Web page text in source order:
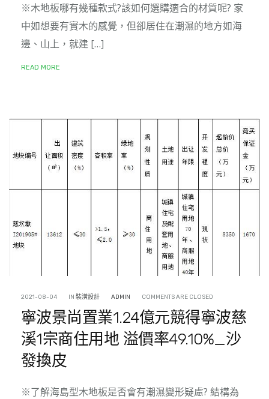
※木地板哪有幾種款式?該如何選購適合的材質呢? 家
中如想要有實木的感覺，但卻居住在潮濕的地方如海
邊、山上，就建 […]
READ MORE
2021-08-04 IN 裝潢設計 ADMIN COMMENTS ARE CLOSED
寧波景尚置業1.24億元競得寧波慈
溪1宗商住用地 溢價率49.10%_沙
發換皮
※了解海島型木地板是否會有潮濕變形疑慮? 結構為